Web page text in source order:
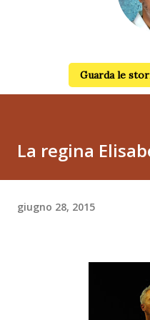
Guarda le
La regina
giugno 28, 2015